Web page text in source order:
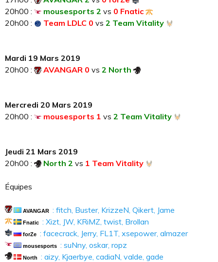
20h00 :
mousesports 2 vs 0 Fnatic
20h00 :
Team LDLC 0 vs 2 Team Vitality
Mardi 19 Mars 2019
20h00 :
AVANGAR 0 vs 2 North
Mercredi 20 Mars 2019
20h00 :
mousesports 1 vs 2 Team Vitality
Jeudi 21 Mars 2019
20h00 :
North 2 vs 1 Team Vitality
Équipes
AVANGAR : fitch, Buster, KrizzeN, Qikert, Jame
Fnatic : Xizt, JW, KRiMZ, twist, Brollan
forZe : facecrack, Jerry, FL1T, xsepower, almazer
mousesports : suNny, oskar, ropz
North : aizy, Kjaerbye, cadiaN, valde, gade